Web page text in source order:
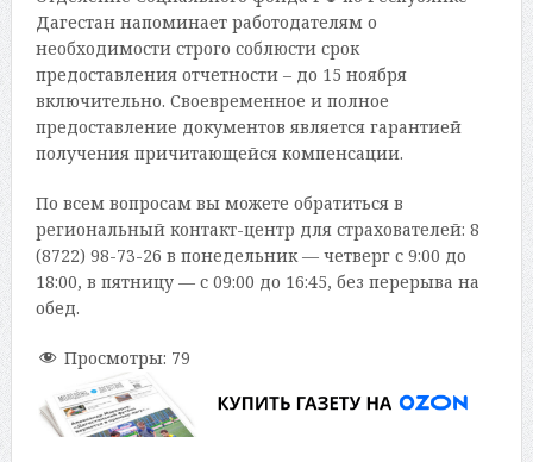
Дагестан напоминает работодателям о
необходимости строго соблюсти срок
предоставления отчетности – до 15 ноября
включительно. Своевременное и полное
предоставление документов является гарантией
получения причитающейся компенсации.
По всем вопросам вы можете обратиться в
региональный контакт-центр для страхователей: 8
(8722) 98-73-26 в понедельник — четверг с 9:00 до
18:00, в пятницу — с 09:00 до 16:45, без перерыва на
обед.
Просмотры: 79